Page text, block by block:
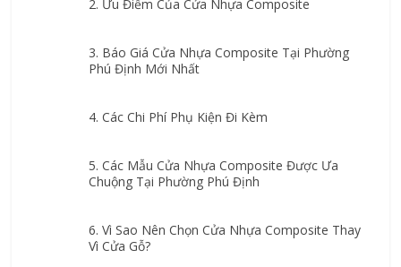
2. Ưu Điểm Của Cửa Nhựa Composite
3. Báo Giá Cửa Nhựa Composite Tại Phường
Phú Định Mới Nhất
4. Các Chi Phí Phụ Kiện Đi Kèm
5. Các Mẫu Cửa Nhựa Composite Được Ưa
Chuộng Tại Phường Phú Định
6. Vì Sao Nên Chọn Cửa Nhựa Composite Thay
Vì Cửa Gỗ?